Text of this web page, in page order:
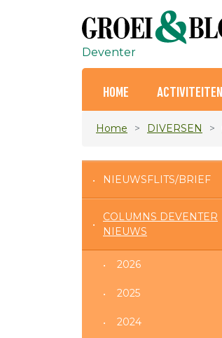
Deventer
HOME ACTIVITEITEN
Home DIVERSEN
NIEUWSFLITS/BRIEF
COLUMNS DEVENTER
NIEUWS
2026
2025
2024